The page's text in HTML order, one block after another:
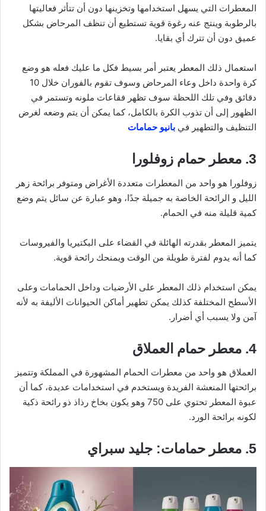
المعطرات التي يسهل استخدامها وتخزينها دون أن تتأثر فعاليتها
بالرطوبة وينتج عنه رغوة قوية تستطيع أن تنظف المرحاض بشكل
عميق دون أن تترك أي بقايا.
استعمال ذلك المعطر يعتبر أمر بسيط فكل ما عليك فعله هو وضع
كرة واحدة داخل وعاء المرحاض وسوف تقوم بالفوران خلال 10
دقائق وفي تلك اللحظة سوف تظهر فقاعات ملونه وتستمر في
الظهور إلى أن تذوب الكرة بالكامل، كما يمكن أن يتم وضعه لغرض
التنظيف والتطهير في بانيو حمامات
3. معطر حمام زوفلورا
زوفلورا هو واحد من المعطرات متعددة الأغراض ومتوفر برائحة زهر
الليل و الرائحة الخاصة به جميلة جدًا، وهو عبارة عن سائل يتم وضع
كمية قليلة منه في الحمام.
يتميز المعطر بقدرته الهائلة في القضاء على البكتيريا والفيروسات
كما أنه يدوم لفترة طويلة من الوقت ويمنحك رائحة قوية.
يمكن استخدام ذلك المعطر على الأرضيات وداخل الحمامات وعلى
الأسطح المختلفة كذلك يمكن تطهير أماكن الحيوانات الأليفة به لأنه
آمن ولا يسبب أي أضرار.
4. معطر حمام العملاق
العملاق هو واحد من معطرات الحمام المشهورة في المملكة وتتميز
برائحتها المنعشة الفريدة ويستخدم في استخدامات عديدة، كما أن
عبوة المعطر تحتوي على 750 وهو يكون بخاخ رذاذ ذو رائحة ذكية
لكونه برائحة الورد.
5. معطر حمامات: جليد سبراي